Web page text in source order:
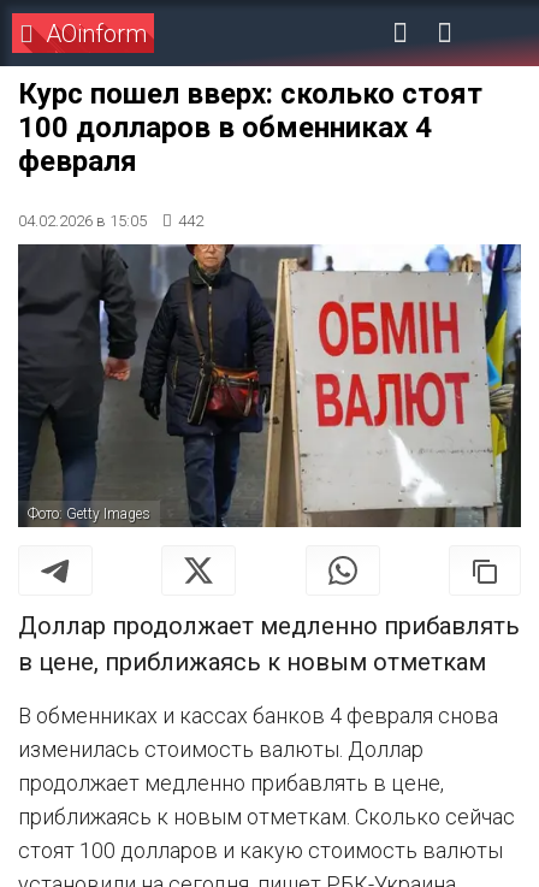
AOinform
Курс пошел вверх: сколько стоят
100 долларов в обменниках 4
февраля
04.02.2026 в 15:05 442
Фото: Getty Images
Доллар продолжает медленно прибавлять
в цене, приближаясь к новым отметкам
В обменниках и кассах банков 4 февраля снова
изменилась стоимость валюты. Доллар
продолжает медленно прибавлять в цене,
приближаясь к новым отметкам. Сколько сейчас
стоят 100 долларов и какую стоимость валюты